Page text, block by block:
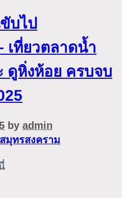
บไป
เที่ยวตลาดน้ำ
ดูหิ่งห้อย ครบจบ
by admin